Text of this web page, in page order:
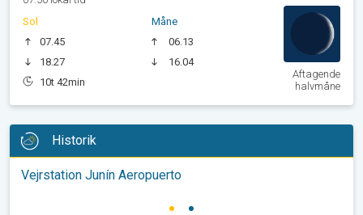
Sol
07.45
18.27
10t 42min
Måne
06.13
16.04
Aftagende
halvmåne
Historik
Vejrstation Junín Aeropuerto